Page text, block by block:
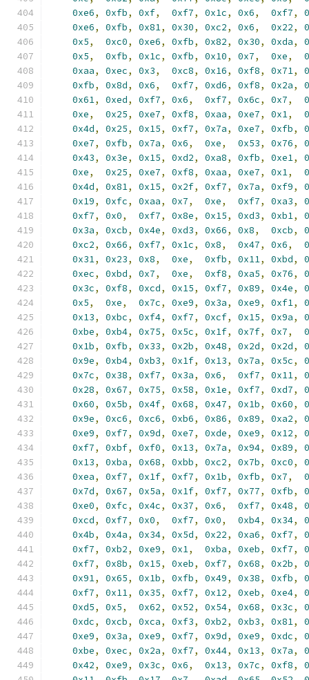
0xe6, 0xfb, 0xf, 0xf7, 0x1c, 0x6, 0xf7,
0xe6, 0xfb, 0x81, 0x30, 0xc2, 0x6, 0x22,
0x5, 0xc0, 0xe6, 0xfb, 0x82, 0x30, 0xda,
0x5, 0xfb, 0x1c, 0xfb, 0x10, 0x7, 0xe,
0xaa, 0xec, 0x3, 0xc8, 0x16, 0xf8, 0x71,
0xfb, 0x8d, 0x6, 0xf7, 0xd6, 0xf8, 0x2a,
0x61, 0xed, 0xf7, 0x6, 0xf7, 0x6c, 0x7,
0xe, 0x25, 0xe7, 0xf8, 0xaa, 0xe7, 0x1,
0x4d, 0x25, 0x15, 0xf7, 0x7a, 0xe7, 0xfb,
0xe7, 0xfb, 0x7a, 0x6, 0xe, 0x53, 0x76,
0x43, 0x3e, 0x15, 0xd2, 0xa8, 0xfb, 0xe1,
0xe, 0x25, 0xe7, 0xf8, 0xaa, 0xe7, 0x1,
0x4d, 0x81, 0x15, 0x2f, 0xf7, 0x7a, 0xf9,
0x19, 0xfc, 0xaa, 0x7, 0xe, 0xf7, 0xa3,
0xf7, 0x0, 0xf7, 0x8e, 0x15, 0xd3, 0xb1,
0x3a, 0xcb, 0x4e, 0xd3, 0x66, 0x8, 0xcb,
0xc2, 0x66, 0xf7, 0x1c, 0x8, 0x47, 0x6,
0x31, 0x23, 0x8, 0xe, 0xfb, 0x11, 0xbd,
0xec, 0xbd, 0x7, 0xe, 0xf8, 0xa5, 0x76,
0x3c, 0xf8, 0xcd, 0x15, 0xf7, 0x89, 0x4e,
0x5, 0xe, 0x7c, 0xe9, 0x3a, 0xe9, 0xf1,
0x13, 0xbc, 0xf4, 0xf7, 0xcf, 0x15, 0x9a,
0xbe, 0xb4, 0x75, 0x5c, 0x1f, 0x7f, 0x7,
0x1b, 0xfb, 0x33, 0x2b, 0x48, 0x2d, 0x2d,
0x9e, 0xb4, 0xb3, 0x1f, 0x13, 0x7a, 0x5c,
0x7c, 0x38, 0xf7, 0x3a, 0x6, 0xf7, 0x11,
0x28, 0x67, 0x75, 0x58, 0x1e, 0xf7, 0xd7,
0x60, 0x5b, 0x4f, 0x68, 0x47, 0x1b, 0x60,
0x9e, 0xc6, 0xc6, 0xb6, 0x86, 0x89, 0xa2,
0xe9, 0xf7, 0x9d, 0xe7, 0xde, 0xe9, 0x12,
0xf7, 0xbf, 0xf0, 0x13, 0x7a, 0x94, 0x89,
0x13, 0xba, 0x68, 0xbb, 0xc2, 0x7b, 0xc0,
0xea, 0xf7, 0x1f, 0xf7, 0x1b, 0xfb, 0x7,
0x7d, 0x67, 0x5a, 0x1f, 0xf7, 0x77, 0xfb,
0xe0, 0xfc, 0x4c, 0x37, 0x6, 0xf7, 0x48,
0xcd, 0xf7, 0x0, 0xf7, 0x0, 0xb4, 0x34,
0x4b, 0x4a, 0x34, 0x5d, 0x22, 0xa6, 0xf7,
0xf7, 0xb2, 0xe9, 0x1, 0xba, 0xeb, 0xf7,
0xf7, 0x8b, 0x15, 0xeb, 0xf7, 0x68, 0x2b,
0x91, 0x65, 0x1b, 0xfb, 0x49, 0x38, 0xfb,
0xf7, 0x11, 0x35, 0xf7, 0x12, 0xeb, 0xe4,
0xd5, 0x5, 0x62, 0x52, 0x54, 0x68, 0x3c,
0xdc, 0xcb, 0xca, 0xf3, 0xb2, 0xb3, 0x81,
0xe9, 0x3a, 0xe9, 0xf7, 0x9d, 0xe9, 0xdc,
0xbe, 0xec, 0x2a, 0xf7, 0x44, 0x13, 0x7a,
0x42, 0xe9, 0x3c, 0x6, 0x13, 0x7c, 0xf8,